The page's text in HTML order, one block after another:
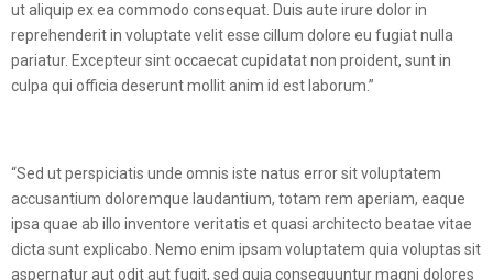
ut aliquip ex ea commodo consequat. Duis aute irure dolor in
reprehenderit in voluptate velit esse cillum dolore eu fugiat nulla
pariatur. Excepteur sint occaecat cupidatat non proident, sunt in
culpa qui officia deserunt mollit anim id est laborum.”
“Sed ut perspiciatis unde omnis iste natus error sit voluptatem
accusantium doloremque laudantium, totam rem aperiam, eaque
ipsa quae ab illo inventore veritatis et quasi architecto beatae vitae
dicta sunt explicabo. Nemo enim ipsam voluptatem quia voluptas sit
aspernatur aut odit aut fugit, sed quia consequuntur magni dolores